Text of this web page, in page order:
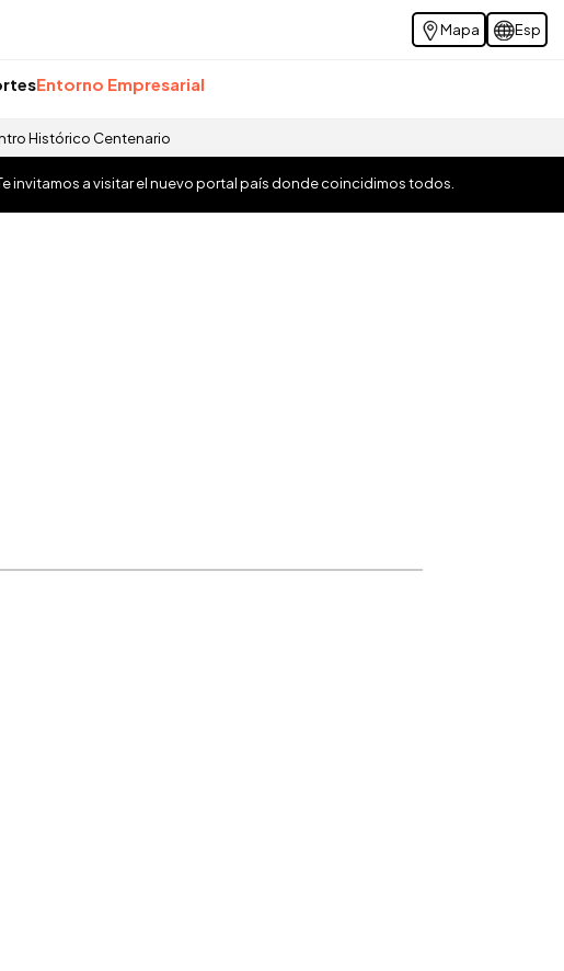
Mapa Esp
Entorno Empresarial
Histórico Centenario
Te invitamos a visitar el nuevo portal país donde coincidimos todos.